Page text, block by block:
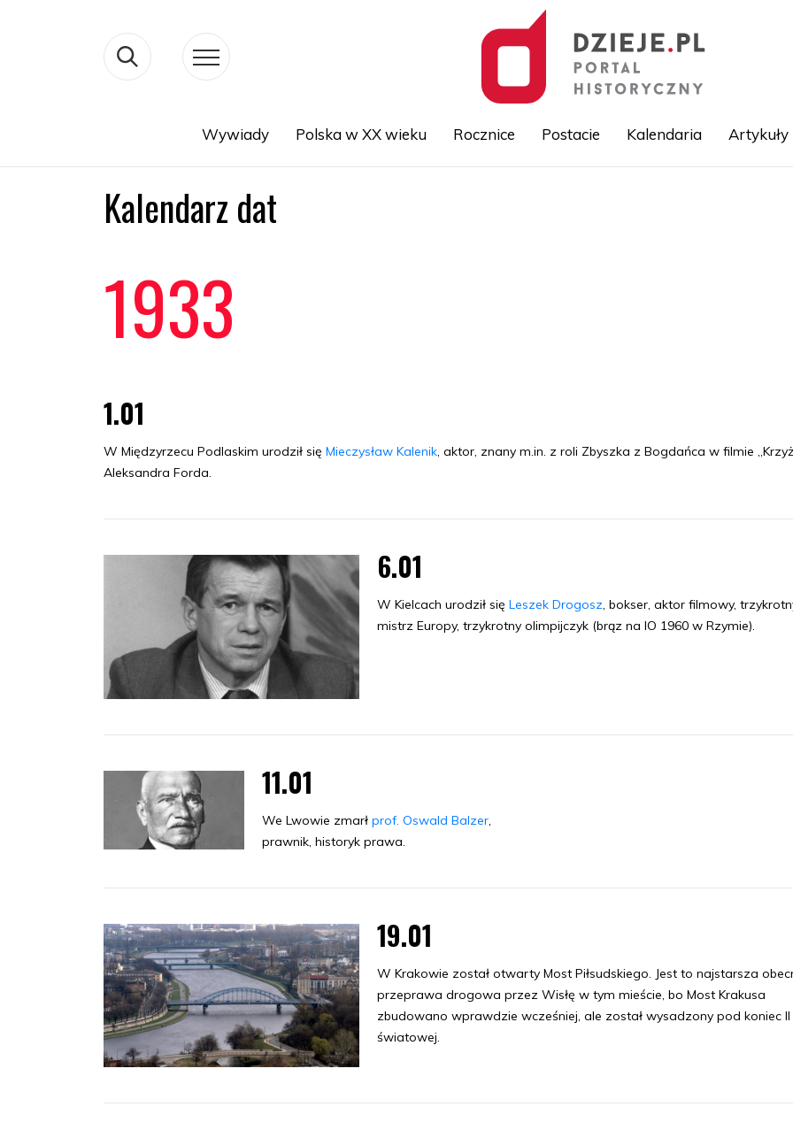
Wywiady Polska w XX wieku Rocznice Postacie Kalendaria Artykuły
Kalendarz dat
1933
1.01
W Międzyrzecu Podlaskim urodził się Mieczysław Kalenik, aktor, znany m.in. z roli Zbyszka z Bogdańca w filmie
Aleksandra Forda.
6.01
W Kielcach urodził się Leszek Drogosz, bokser, aktor filmowy,
mistrz Europy, trzykrotny olimpijczyk (brąz na IO 1960 w Rzymie).
11.01
We Lwowie zmarłprof. Oswald Balzer
prawnik, historyk prawa.
19.01
W Krakowie został otwarty Most Piłsudskiego. Jest to najstarsza
przeprawa drogowa przez Wisłę w tym mieście, bo Most Krakusa
zbudowano wprawdzie wcześniej, ale został wysadzony pod koniec
światowej.